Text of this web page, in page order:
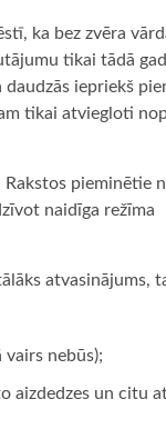
ka bez zvēra
tikai tādā
iepriekš
tikai atviegloti
Rakstos pieminētie
naidīga režīma
atvasinājums,
nebūs);
aizdedzes un citu